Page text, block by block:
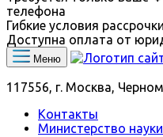
телефона
Гибкие условия рассрочки
Доступна оплата от
Меню
117556, г. Москва,
Контакты
Министерство